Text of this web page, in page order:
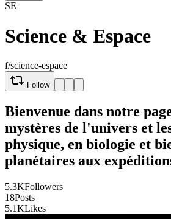
SE
Science & Espace
f/science-espace
Follow
Bienvenue dans notre
mystères de l'univers et
physique, en biologie et
planétaires aux
5.3KFollowers
18Posts
5.1KLikes